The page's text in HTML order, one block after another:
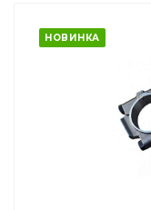
НОВИНКА